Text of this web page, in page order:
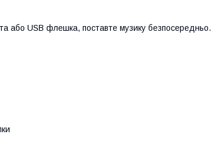
або USB флешка, поставте музику безпосередньо.